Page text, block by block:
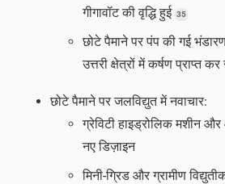
गीगावॉट की वृद्धि हुई 35
छोटे पैमाने पर पंप की गई
उत्तरी क्षेत्रों में कर्षण प्राप्त कर
छोटे पैमाने पर जलविद्युत में नवाचार:
ग्रेविटी हाइड्रोलिक मशीन
नए डिज़ाइन
मिनी-ग्रिड और ग्रामीण